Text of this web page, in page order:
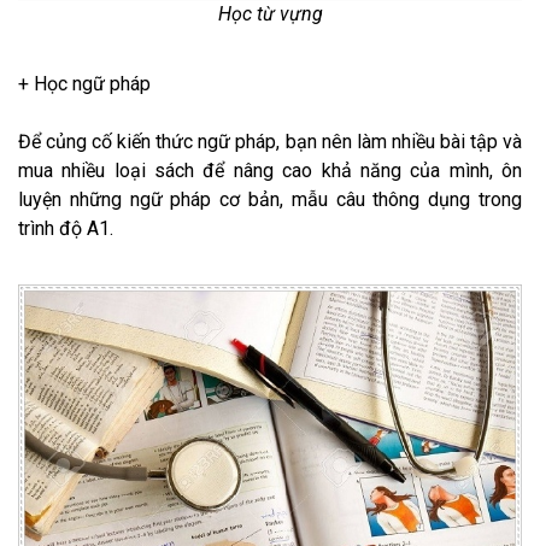
Học từ vựng​
+ Học ngữ pháp
Để củng cố kiến thức ngữ pháp, bạn nên làm nhiều bài tập và
mua nhiều loại sách để nâng cao khả năng của mình, ôn
luyện những ngữ pháp cơ bản, mẫu câu thông dụng trong
trình độ A1.